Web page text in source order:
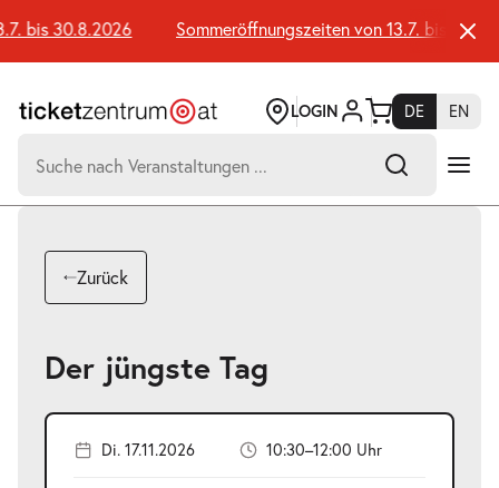
Seiteninhalt
springen
bis 30.8.2026 Sommeröffnungszeiten von 13.7. bis
LOGIN DE
EN
nach:
Suchtreffer:
Zurück
Der jüngste Tag
Di. 17.11.2026 10:30–12:00 Uhr